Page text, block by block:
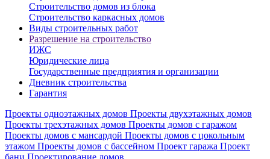
Строительство домов из блока
Строительство каркасных домов
Виды строительных работ
Разрешение на строительство
ИЖС
Юридические лица
Государственные предприятия и организации
Дневник строительства
Гарантия
Проекты одноэтажных домов Проекты двухэтажных домов
Проекты трехэтажных домов Проекты домов с гаражом
Проекты домов с мансардой Проекты домов с цокольным
этажом Проекты домов с бассейном Проект гаража Проект
бани Проектирование домов